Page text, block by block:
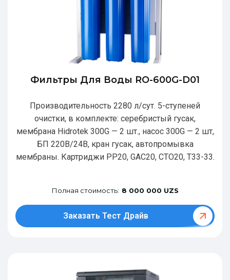
Фильтры Для Воды RO-600G-D01
Производительность 2280 л/сут. 5-ступеней
очистки, в комплекте: серебристый гусак,
мембрана Hidrotek 300G — 2 шт., насос 300G — 2 шт,
БП 220В/24В, кран гусак, автопромывка
мембраны. Картриджи РР20, GAC20, CTO20, T33-33.
Полная стоимость: 8 000 000 UZS
Заказать Тест Драйв